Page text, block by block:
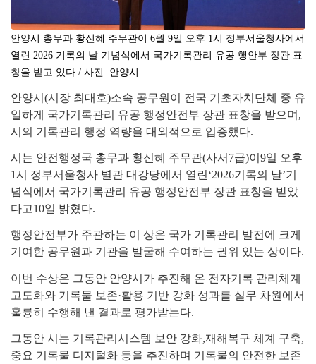
안양시 총무과 황신혜 주무관이 6월 9일 오후 1시 정부서울청사에서
열린 2026 기록의 날 기념식에서 국가기록관리 유공 행안부 장관 표
창을 받고 있다 / 사진=안양시
안양시 (시장 최대호)소속 공무원이 전국 기초자치단체 중 유
일하게 국가기록관리 유공 행정안전부 장관 표창을 받으며 ,
시의 기록관리 행정 역량을 대외적으로 입증했다.
시는 안전행정국 총무과 황신혜 주무관(사서 7급)이 9일 오후
1시 정부서울청사 별관 대강당에서 열린‘2026기록의 날’기
념식에서 국가기록관리 유공 행정안전부 장관 표창을 받았
다고10일 밝혔다.
행정안전부가 주관하는 이 상은 국가 기록관리 발전에 크게
기여한 공무원과 기관을 발굴해 수여하는 권위 있는 상이다.
이번 수상은 그동안 안양시가 추진해 온 전자기록 관리체계
고도화와 기록물 보존·활용 기반 강화 성과를 실무 차원에서
훌륭히 수행해 낸 결과로 평가받는다.
그동안 시는 기록관리시스템 보안 강화,재해복구 체계 구축,
중요 기록물 디지털화 등을 추진하며 기록물의 안전한 보존